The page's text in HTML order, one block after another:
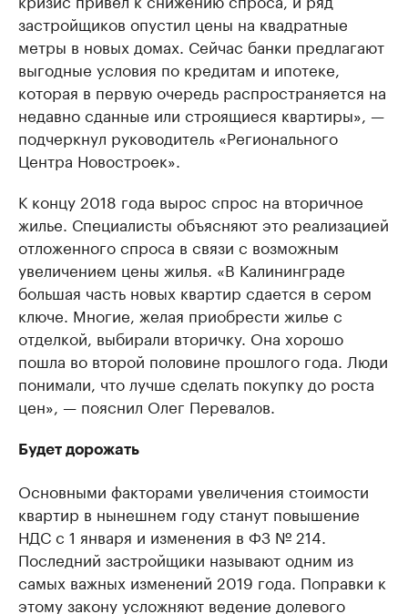
застройщиков опустил цены на квадратные
метры в новых домах. Сейчас банки предлагают
выгодные условия по кредитам и ипотеке,
которая в первую очередь распространяется на
недавно сданные или строящиеся квартиры», —
подчеркнул руководитель «Регионального
Центра Новостроек».
К концу 2018 года вырос спрос на вторичное
жилье. Специалисты объясняют это реализацией
отложенного спроса в связи с возможным
увеличением цены жилья. «В Калининграде
большая часть новых квартир сдается в сером
ключе. Многие, желая приобрести жилье с
отделкой, выбирали вторичку. Она хорошо
пошла во второй половине прошлого года. Люди
понимали, что лучше сделать покупку до роста
цен», — пояснил Олег Перевалов.
Будет дорожать
Основными факторами увеличения стоимости
квартир в нынешнем году станут повышение
НДС с 1 января и изменения в ФЗ № 214.
Последний застройщики называют одним из
самых важных изменений 2019 года. Поправки к
этому закону усложняют ведение долевого